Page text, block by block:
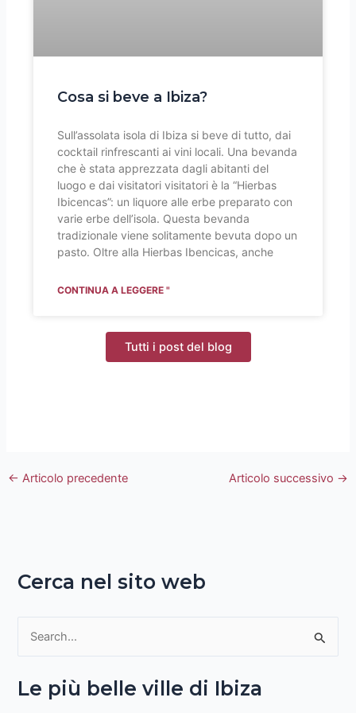
Cosa si beve a Ibiza?
Sull’assolata isola di Ibiza si beve di tutto, dai
cocktail rinfrescanti ai vini locali. Una bevanda
che è stata apprezzata dagli abitanti del
luogo e dai visitatori visitatori è la “Hierbas
Ibicencas”: un liquore alle erbe preparato con
varie erbe dell’isola. Questa bevanda
tradizionale viene solitamente bevuta dopo un
pasto. Oltre alla Hierbas Ibencicas, anche
CONTINUA A LEGGERE "
Tutti i post del blog
← Articolo precedente Articolo successivo →
Cerca nel sito web
rLe più belle ville di Ibiza